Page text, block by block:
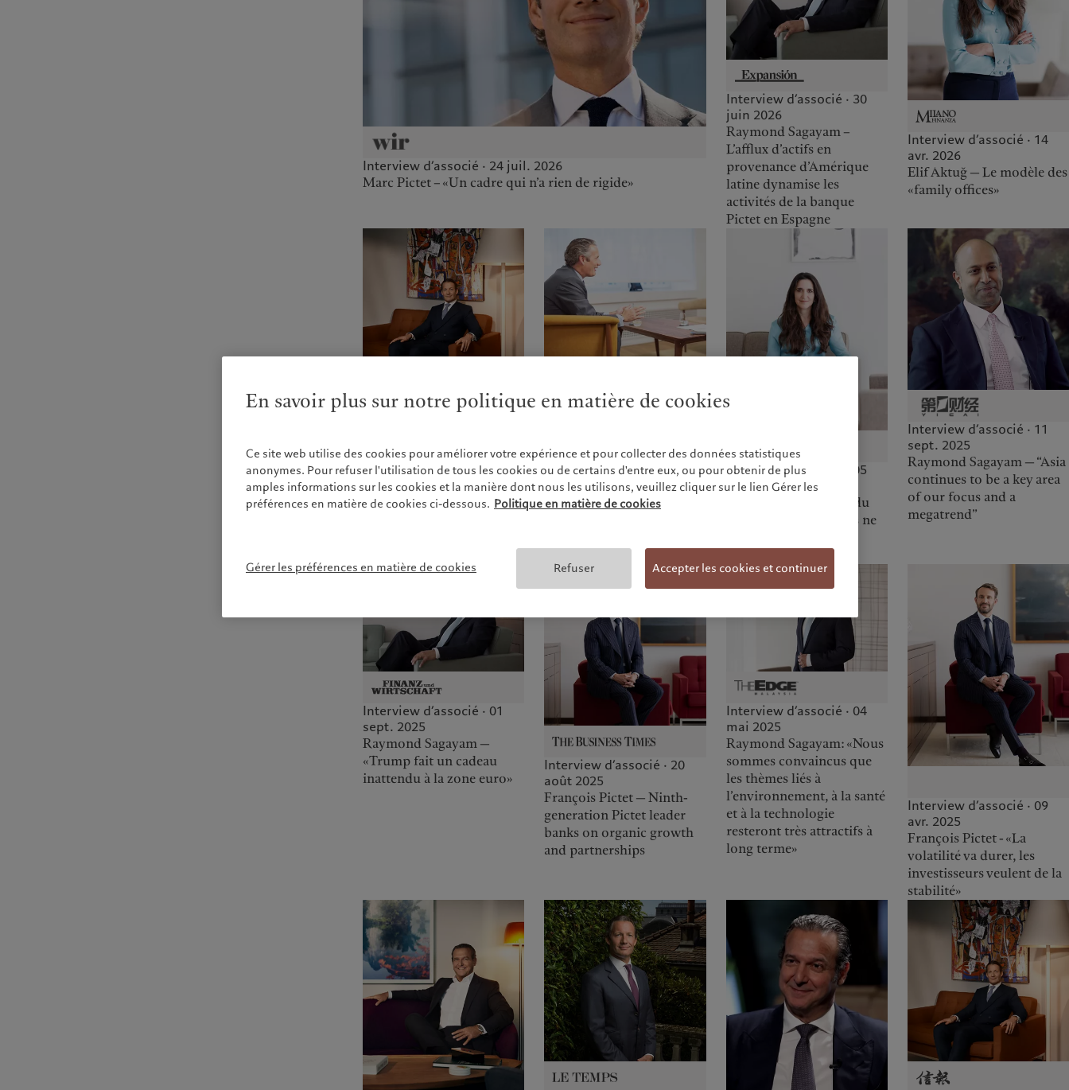
Interview d’associé · 24 juil. 2026
Marc Pictet – «Un cadre qui n’a rien de rigide»
Interview d’associé · 30
juin 2026
Raymond Sagayam –
L’afflux d’actifs en
provenance d’Amérique
latine dynamise les
activités de la banque
Pictet en Espagne
Interview d’associé · 14
avr. 2026
Elif Aktuğ — Le modèle des
«family offices»
Interview d’associé · 27
févr. 2026
Marc Pictet — «Il faut
janv. 2026
Marc Pictet — «L’humain
est au cœur de nos
activités»
Interview d’associé · 05
déc. 2025
Elif Aktuğ — «Au sein du
collège de Pictet, nous ne
Interview d’associé · 11
sept. 2025
Raymond Sagayam — “Asia
continues to be a key area
of our focus and a
megatrend”
Interview d’associé · 01
sept. 2025
Raymond Sagayam —
«Trump fait un cadeau
inattendu à la zone euro»
Interview d’associé · 20
août 2025
François Pictet — Ninth-
generation Pictet leader
banks on organic growth
and partnerships
Interview d’associé · 04
mai 2025
Raymond Sagayam: «Nous
sommes convaincus que
les thèmes liés à
l’environnement, à la santé
et à la technologie
resteront très attractifs à
long terme»
Interview d’associé · 09
avr. 2025
François Pictet - «La
volatilité va durer, les
investisseurs veulent de la
stabilité»
En savoir plus sur notre politique en matière de cookies
Ce site web utilise des cookies pour améliorer votre expérience et pour collecter des données statistiques
anonymes. Pour refuser l'utilisation de tous les cookies ou de certains d'entre eux, ou pour obtenir de plus
amples informations sur les cookies et la manière dont nous les utilisons, veuillez cliquer sur le lien Gérer les
préférences en matière de cookies ci-dessous. Politique en matière de cookies
Gérer les préférences en matière de cookies Refuser Accepter les cookies et continuer